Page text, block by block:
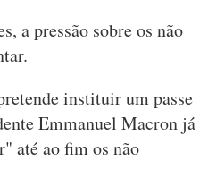
a pressão sobre os não
instituir um passe
Emmanuel Macron já
até ao fim os não